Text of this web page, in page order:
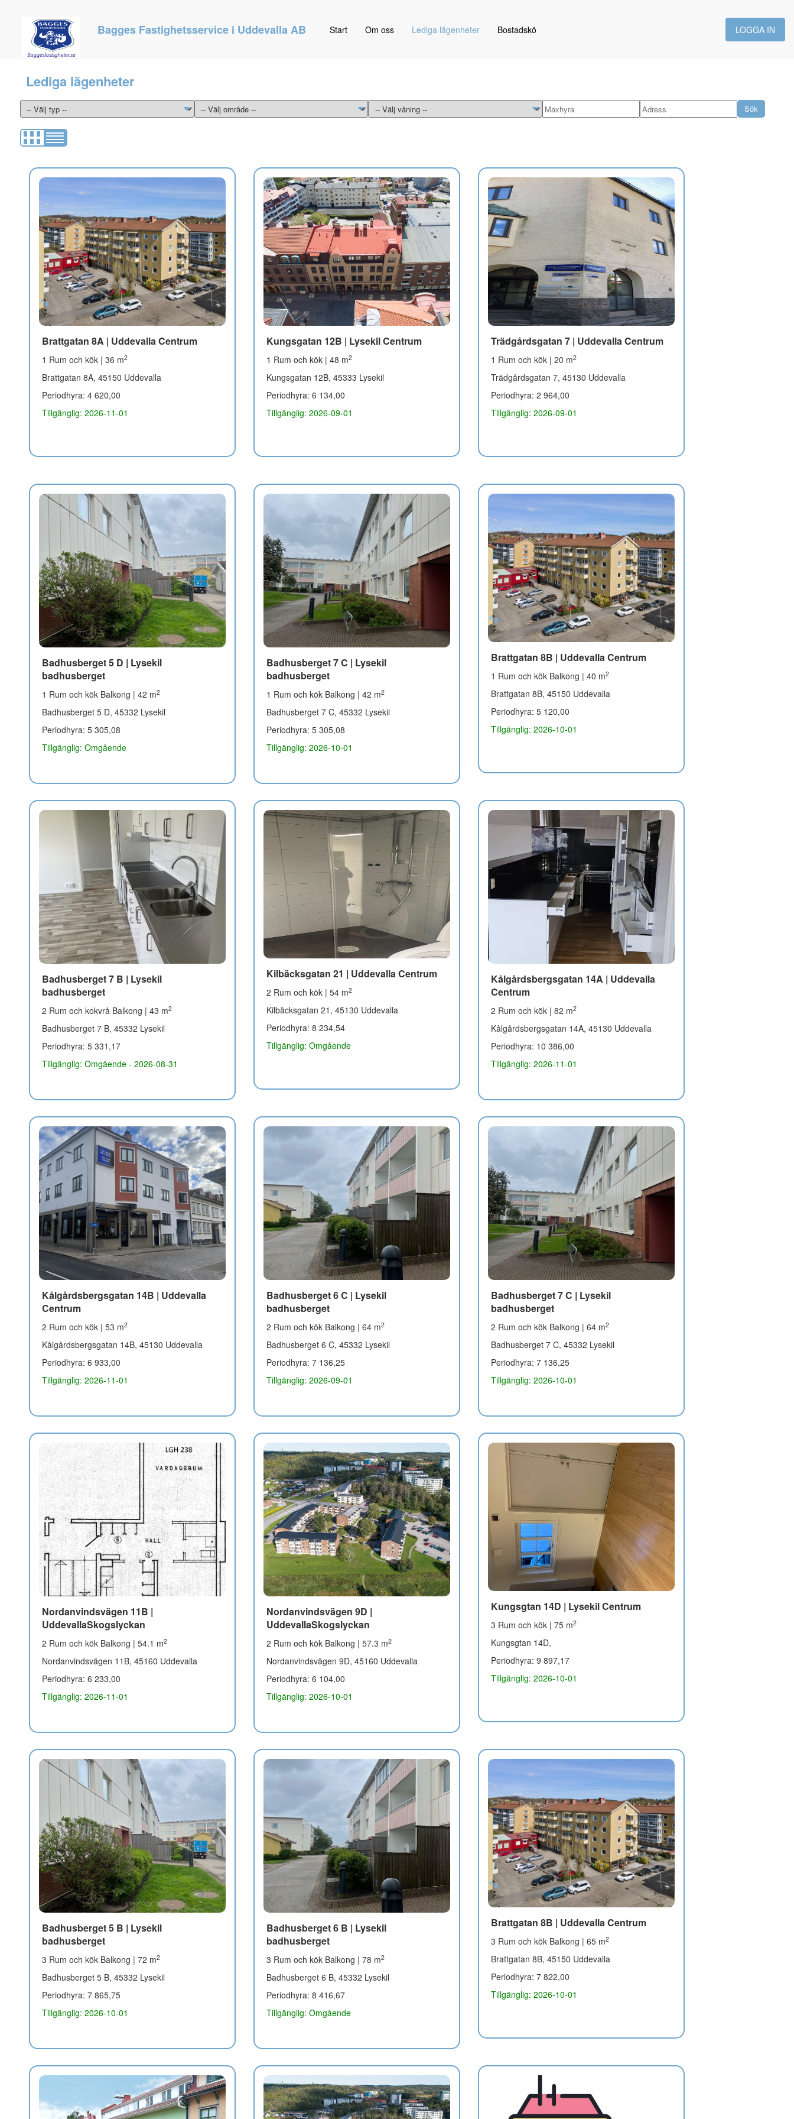
Bagges Fastighetsservice i Uddevalla AB Start Om oss Lediga lägenheter Bostadskö LOGGA IN
Lediga lägenheter
Brattgatan 8A | Uddevalla Centrum
1 Rum och kök | 36 m2
Brattgatan 8A, 45150 Uddevalla
Periodhyra: 4 620,00
Tillgänglig: 2026-11-01
Kungsgatan 12B | Lysekil Centrum
1 Rum och kök | 48 m2
Kungsgatan 12B, 45333 Lysekil
Periodhyra: 6 134,00
Tillgänglig: 2026-09-01
Trädgårdsgatan 7 | Uddevalla Centrum
1 Rum och kök | 20 m2
Trädgårdsgatan 7, 45130 Uddevalla
Periodhyra: 2 964,00
Tillgänglig: 2026-09-01
Badhusberget 5 D | Lysekil
badhusberget
1 Rum och kök Balkong | 42 m2
Badhusberget 5 D, 45332 Lysekil
Periodhyra: 5 305,08
Tillgänglig: Omgående
Badhusberget 7 C | Lysekil
badhusberget
1 Rum och kök Balkong | 42 m2
Badhusberget 7 C, 45332 Lysekil
Periodhyra: 5 305,08
Tillgänglig: 2026-10-01
Brattgatan 8B | Uddevalla Centrum
1 Rum och kök Balkong | 40 m2
Brattgatan 8B, 45150 Uddevalla
Periodhyra: 5 120,00
Tillgänglig: 2026-10-01
Badhusberget 7 B | Lysekil
badhusberget
2 Rum och kokvrå Balkong | 43 m2
Badhusberget 7 B, 45332 Lysekil
Periodhyra: 5 331,17
Tillgänglig: Omgående - 2026-08-31
Kilbäcksgatan 21 | Uddevalla Centrum
2 Rum och kök | 54 m2
Kilbäcksgatan 21, 45130 Uddevalla
Periodhyra: 8 234,54
Tillgänglig: Omgående
Kålgårdsbergsgatan 14A | Uddevalla
Centrum
2 Rum och kök | 82 m2
Kålgårdsbergsgatan 14A, 45130 Uddevalla
Periodhyra: 10 386,00
Tillgänglig: 2026-11-01
Kålgårdsbergsgatan 14B | Uddevalla
Centrum
2 Rum och kök | 53 m2
Kålgårdsbergsgatan 14B, 45130 Uddevalla
Periodhyra: 6 933,00
Tillgänglig: 2026-11-01
Badhusberget 6 C | Lysekil
badhusberget
2 Rum och kök Balkong | 64 m2
Badhusberget 6 C, 45332 Lysekil
Periodhyra: 7 136,25
Tillgänglig: 2026-09-01
Badhusberget 7 C | Lysekil
badhusberget
2 Rum och kök Balkong | 64 m2
Badhusberget 7 C, 45332 Lysekil
Periodhyra: 7 136,25
Tillgänglig: 2026-10-01
Nordanvindsvägen 11B |
UddevallaSkogslyckan
2 Rum och kök Balkong | 54.1 m2
Nordanvindsvägen 11B, 45160 Uddevalla
Periodhyra: 6 233,00
Tillgänglig: 2026-11-01
Nordanvindsvägen 9D |
UddevallaSkogslyckan
2 Rum och kök Balkong | 57.3 m2
Nordanvindsvägen 9D, 45160 Uddevalla
Periodhyra: 6 104,00
Tillgänglig: 2026-10-01
Kungsgtan 14D | Lysekil Centrum
3 Rum och kök | 75 m2
Kungsgtan 14D,
Periodhyra: 9 897,17
Tillgänglig: 2026-10-01
Badhusberget 5 B | Lysekil
badhusberget
3 Rum och kök Balkong | 72 m2
Badhusberget 5 B, 45332 Lysekil
Periodhyra: 7 865,75
Tillgänglig: 2026-10-01
Badhusberget 6 B | Lysekil
badhusberget
3 Rum och kök Balkong | 78 m2
Badhusberget 6 B, 45332 Lysekil
Periodhyra: 8 416,67
Tillgänglig: Omgående
Brattgatan 8B | Uddevalla Centrum
3 Rum och kök Balkong | 65 m2
Brattgatan 8B, 45150 Uddevalla
Periodhyra: 7 822,00
Tillgänglig: 2026-10-01